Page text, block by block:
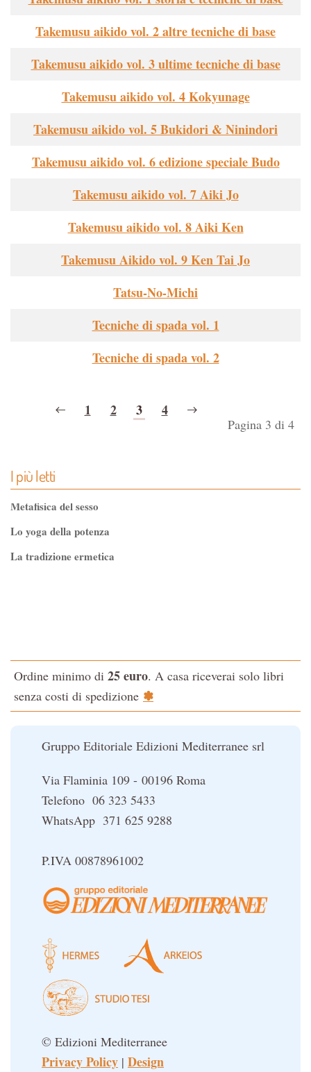
Takemusu aikido vol. 2 altre tecniche di base
Takemusu aikido vol. 3 ultime tecniche di base
Takemusu aikido vol. 4 Kokyunage
Takemusu aikido vol. 5 Bukidori & Ninindori
Takemusu aikido vol. 6 edizione speciale Budo
Takemusu aikido vol. 7 Aiki Jo
Takemusu aikido vol. 8 Aiki Ken
Takemusu Aikido vol. 9 Ken Tai Jo
Tatsu-No-Michi
Tecniche di spada vol. 1
Tecniche di spada vol. 2
Pagina 3 di 4
1 2 3 4
I più letti
Metafisica del sesso
Lo yoga della potenza
La tradizione ermetica
La Cabala
Il potere del serpente
Ordine minimo di 25 euro. A casa riceverai solo libri
senza costi di spedizione ✽
Gruppo Editoriale Edizioni Mediterranee srl
Via Flaminia 109 - 00196 Roma
Telefono 06 323 5433
WhatsApp 371 625 9288
P.IVA 00878961002
© Edizioni Mediterranee
Privacy Policy | Design